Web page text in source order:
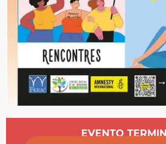
Horarios y datos de
EVENTO